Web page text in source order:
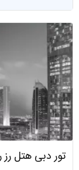
تور دبی هتل رز